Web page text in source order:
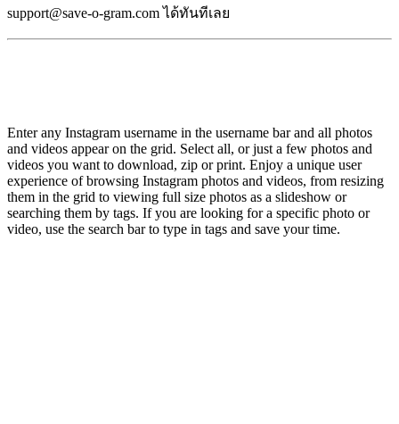
support@save-o-gram.com ได้ทันทีเลย
Enter any Instagram username in the username bar and all photos
and videos appear on the grid. Select all, or just a few photos and
videos you want to download, zip or print. Enjoy a unique user
experience of browsing Instagram photos and videos, from resizing
them in the grid to viewing full size photos as a slideshow or
searching them by tags. If you are looking for a specific photo or
video, use the search bar to type in tags and save your time.